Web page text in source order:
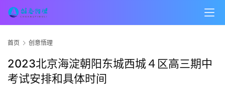
首页 创意悟理
2023北京海淀朝阳东城西城４区高三期中
考试安排和具体时间